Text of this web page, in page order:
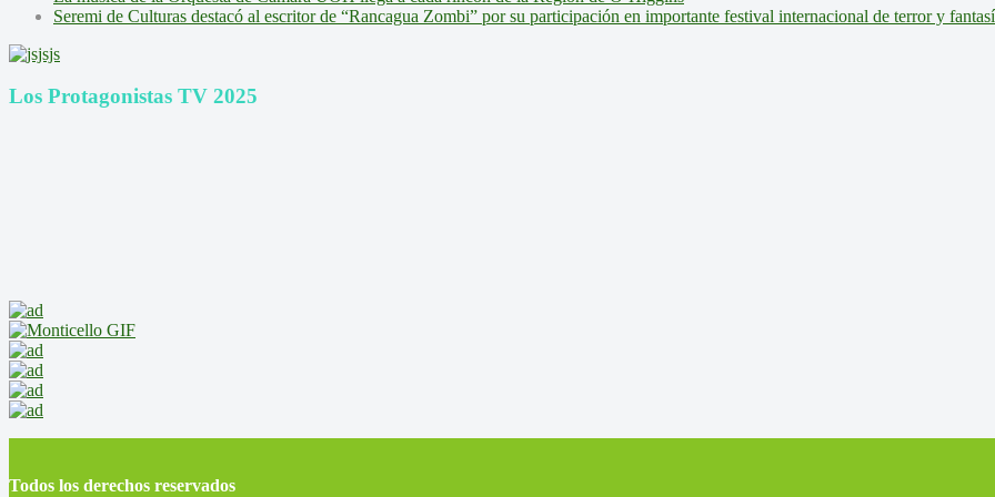
Seremi de Culturas destacó al escritor de “Rancagua Zombi” por su participación en importante festival internacional de terror y
Los Protagonistas TV 2025
Todos los derechos reservados